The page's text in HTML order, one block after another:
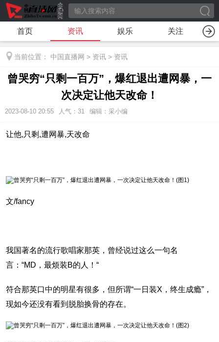
首页 资讯 娱乐 关注
当前位置： 中国直播网 > 资讯 > 资讯
曾哭穷“只剩一百万”，爆红退出遭网暴，一
次决定让他天改命！
2023-08-10 20:55 人气： 31 编辑：采小编
让他,只剩,遭网暴,天改命
文/fancy
我国著名的流行歌唱家那英，曾经说过这么一句名
言：“MD，最烦装B的人！“
符合那英口中的明星有很多，但所谓“一日装X，终生成瘾”，
现如今还没有看到脱胎换骨的存在。